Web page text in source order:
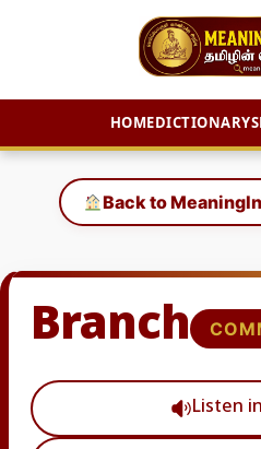
HOMEDICTIONARY
content
Back to
Branch
Listen